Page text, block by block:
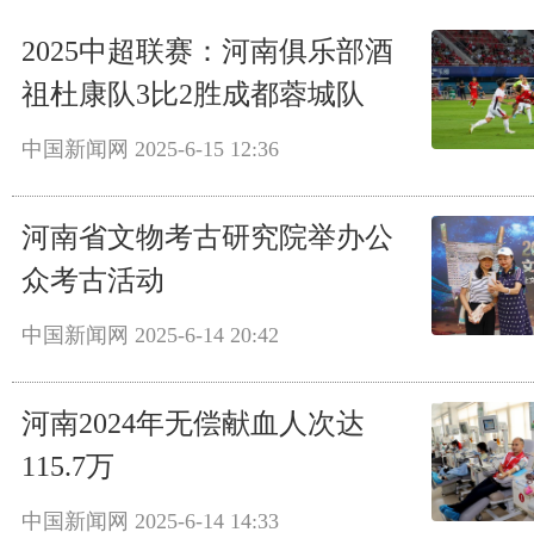
2025中超联赛：河南俱乐部酒
祖杜康队3比2胜成都蓉城队
中国新闻网 2025-6-15 12:36
河南省文物考古研究院举办公
众考古活动
中国新闻网 2025-6-14 20:42
河南2024年无偿献血人次达
115.7万
中国新闻网 2025-6-14 14:33